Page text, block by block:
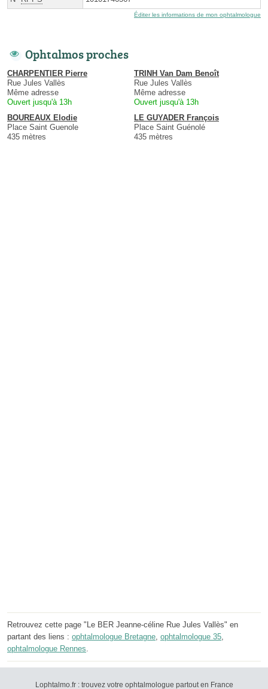
Éditer les informations de mon ophtalmologue
Ophtalmos proches
CHARPENTIER Pierre
Rue Jules Vallès
Même adresse
Ouvert jusqu'à 13h
TRINH Van Dam Benoît
Rue Jules Vallès
Même adresse
Ouvert jusqu'à 13h
BOUREAUX Elodie
Place Saint Guenole
435 mètres
LE GUYADER François
Place Saint Guénolé
435 mètres
Retrouvez cette page "Le BER Jeanne-céline Rue Jules Vallès" en
partant des liens : ophtalmologue Bretagne ophtalmologue 35
ophtalmologue Rennes
Lophtalmo.fr : trouvez votre ophtalmologue partout en France